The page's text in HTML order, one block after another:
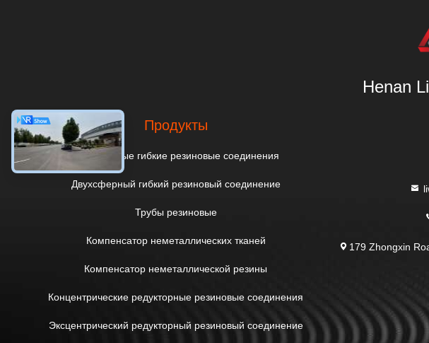
Henan
Продукты
Однокруглые гибкие резиновые соединения
Двухсферный гибкий резиновый соединение
Трубы резиновые
Компенсатор неметаллических тканей
Компенсатор неметаллической резины
Концентрические редукторные резиновые соединения
Эксцентрический редукторный резиновый соединение
179 Zhongxin